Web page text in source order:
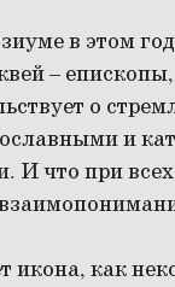
в этом
–
о
и
И что при
икона, как